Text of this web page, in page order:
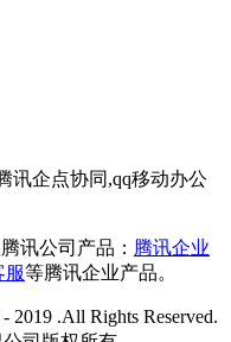
讯公司产品： 腾讯企业
服等腾讯企业产品。
2019 .All Rights Reserved.